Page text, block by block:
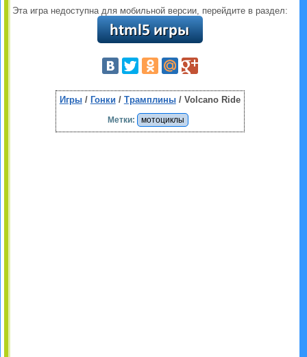
Эта игра недоступна для мобильной версии, перейдите в раздел:
Игры/ Гонки / Трамплины/ Volcano Ride
Метки: мотоциклы